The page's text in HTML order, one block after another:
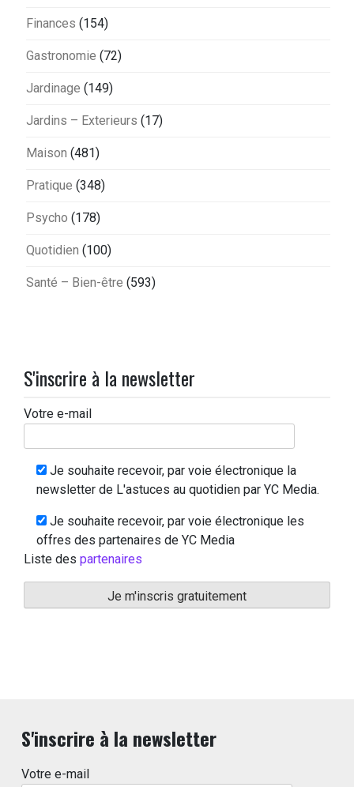
Finances (154)
Gastronomie (72)
Jardinage (149)
Jardins – Exterieurs (17)
Maison (481)
Pratique (348)
Psycho (178)
Quotidien (100)
Santé – Bien-être (593)
S'inscrire à la newsletter
Votre e-mail
Je souhaite recevoir, par voie électronique la
newsletter de L'astuces au quotidien par YC Media.
Je souhaite recevoir, par voie électronique les
offres des partenaires de YC Media
Liste des partenaires
S'inscrire à la newsletter
Votre e-mail